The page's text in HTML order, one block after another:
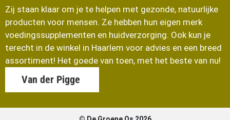
Zij staan klaar om je te helpen met gezonde, natuurlijke
producten voor mensen. Ze hebben hun eigen merk
voedingssupplementen en huidverzorging. Ook kun je
terecht in de winkel in Haarlem voor advies en een breed
assortiment! Het goede van toen, met het beste van nu!
Van der Pigge